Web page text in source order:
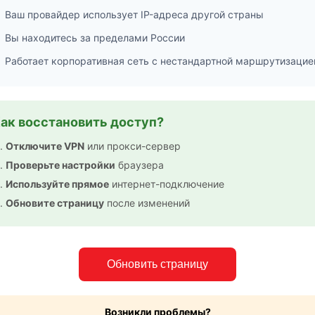
Ваш провайдер использует IP-адреса другой страны
Вы находитесь за пределами России
Работает корпоративная сеть с нестандартной
восстановить доступ?
Отключите VPN или прокси-сервер
Проверьте настройки браузера
Используйте прямое интернет-подключение
Обновите страницу после изменений
Обновить страницу
Возникли проблемы?